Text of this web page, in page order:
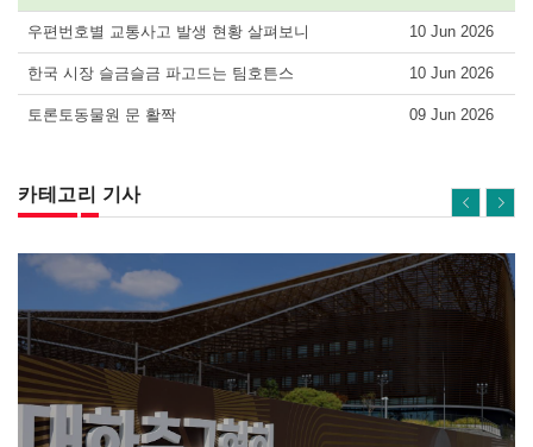
우편번호별 교통사고 발생 현황 살펴보니 10 Jun 2026
한국 시장 슬금슬금 파고드는 팀호튼스 10 Jun 2026
토론토동물원 문 활짝 09 Jun 2026
카테고리 기사